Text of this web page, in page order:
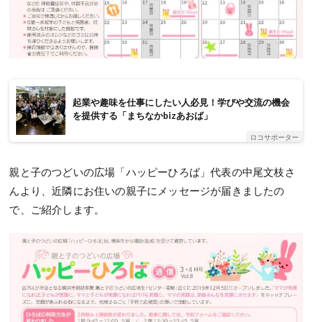
起業や趣味を仕事にしたい人必見！学びや交流の機会
を提供する「まちなかbizあおば」
ロコサポーター
親と子のつどいの広場「ハッピーひろば」代表の中尾文枝さ
んより、近隣にお住いの親子にメッセージが届きましたの
で、ご紹介します。